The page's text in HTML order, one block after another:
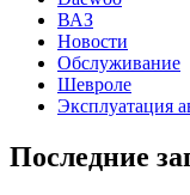
ВАЗ
Новости
Обслуживание
Шевроле
Эксплуатация
Последние